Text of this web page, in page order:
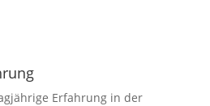
Erfahrung in der